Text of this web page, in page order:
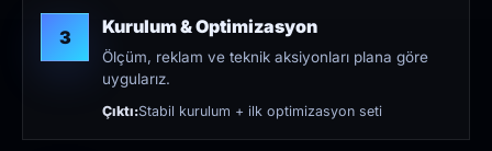
3 Kurulum & Optimizasyon
Ölçüm, reklam ve teknik aksiyonları plana göre
uygularız.
Çıktı:Stabil kurulum + ilk optimizasyon seti